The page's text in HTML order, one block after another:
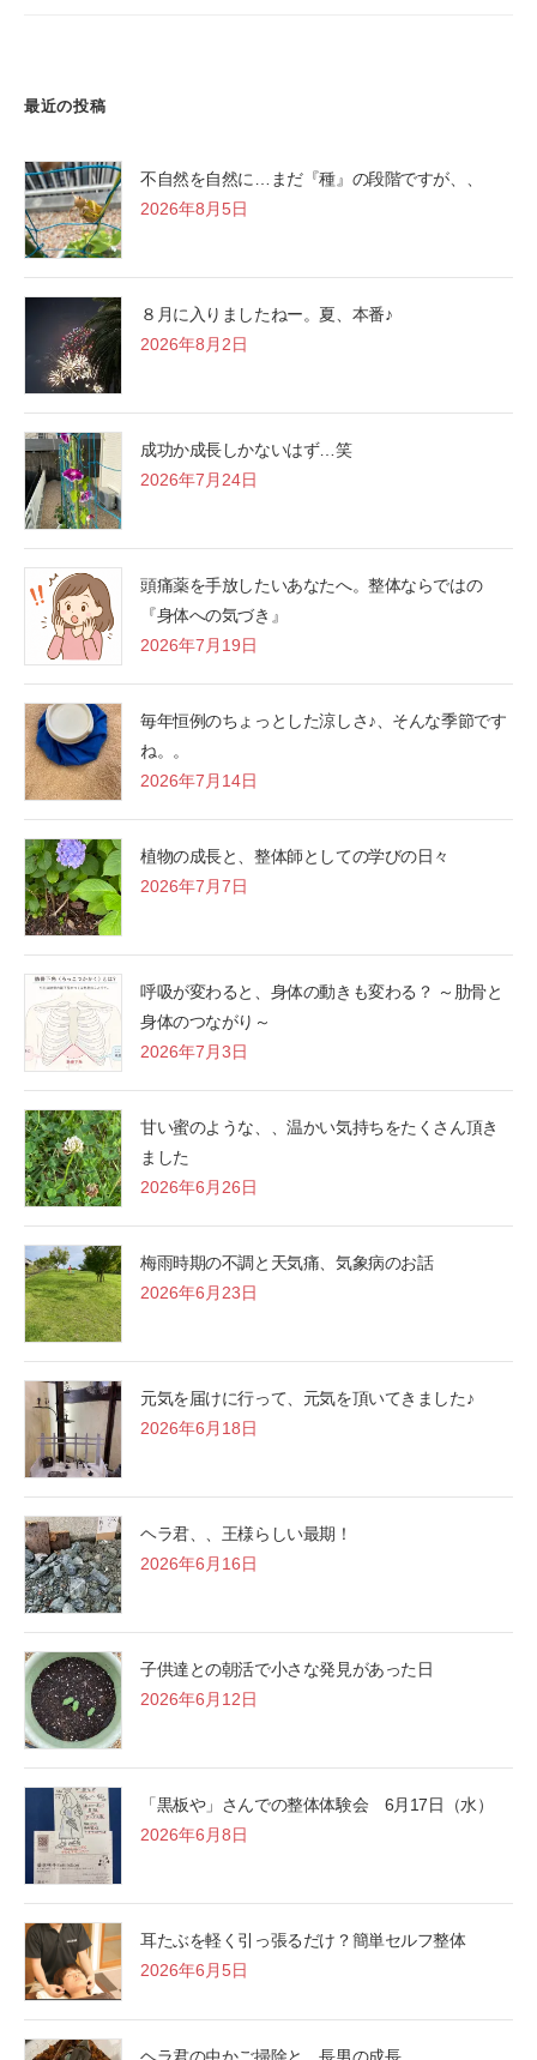
最近の投稿
不自然を自然に…まだ『種』の段階ですが、、
2026年8月5日
８月に入りましたねー。夏、本番♪
2026年8月2日
成功か成長しかないはず…笑
2026年7月24日
頭痛薬を手放したいあなたへ。整体ならではの
『身体への気づき』
2026年7月19日
毎年恒例のちょっとした涼しさ♪、そんな季節です
ね。。
2026年7月14日
植物の成長と、整体師としての学びの日々
2026年7月7日
呼吸が変わると、身体の動きも変わる？ ～肋骨と
身体のつながり～
2026年7月3日
甘い蜜のような、、温かい気持ちをたくさん頂き
ました
2026年6月26日
梅雨時期の不調と天気痛、気象病のお話
2026年6月23日
元気を届けに行って、元気を頂いてきました♪
2026年6月18日
ヘラ君、、王様らしい最期！
2026年6月16日
子供達との朝活で小さな発見があった日
2026年6月12日
「黒板や」さんでの整体体験会 6月17日（水）
2026年6月8日
耳たぶを軽く引っ張るだけ？簡単セルフ整体
2026年6月5日
ヘラ君の虫かご掃除と、長男の成長